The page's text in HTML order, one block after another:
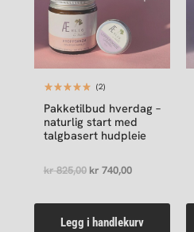
(2)
Pakketilbud hverdag –
naturlig start med
talgbasert hudpleie
kr825,00 kr 740,00
Legg i handlekurv